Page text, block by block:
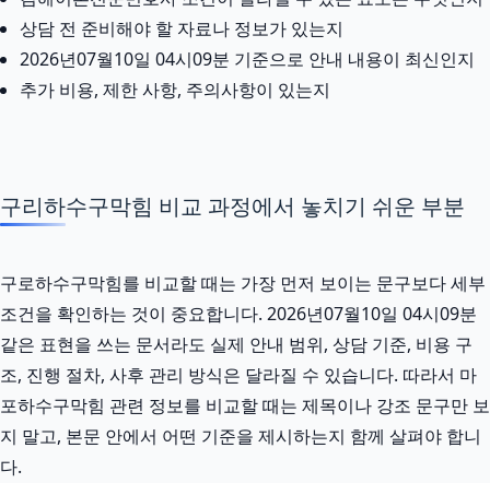
상담 전 준비해야 할 자료나 정보가 있는지
2026년07월10일 04시09분 기준으로 안내 내용이 최신인지
추가 비용, 제한 사항, 주의사항이 있는지
구리하수구막힘 비교 과정에서 놓치기 쉬운 부분
구로하수구막힘를 비교할 때는 가장 먼저 보이는 문구보다 세부
조건을 확인하는 것이 중요합니다. 2026년07월10일 04시09분
같은 표현을 쓰는 문서라도 실제 안내 범위, 상담 기준, 비용 구
조, 진행 절차, 사후 관리 방식은 달라질 수 있습니다. 따라서 마
포하수구막힘 관련 정보를 비교할 때는 제목이나 강조 문구만 보
지 말고, 본문 안에서 어떤 기준을 제시하는지 함께 살펴야 합니
다.